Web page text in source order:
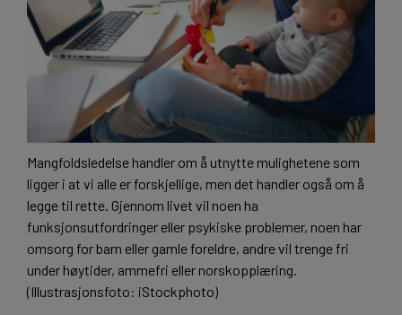
Mangfoldsledelse handler om å utnytte mulighetene som
ligger i at vi alle er forskjellige, men det handler også om å
legge til rette. Gjennom livet vil noen ha
funksjonsutfordringer eller psykiske problemer, noen har
omsorg for barn eller gamle foreldre, andre vil trenge fri
under høytider, ammefri eller norskopplæring.
(Illustrasjonsfoto: iStockphoto)